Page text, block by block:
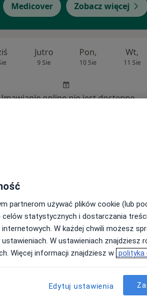
Medicover Zobacz więcej
Jutro
9 Sie
Pon,
10 Sie
Wt,
11 Sie
online nie jest dostępne
Jutro
9 Sie
Pon,
10 Sie
Wt,
11 Sie
online nie jest dostępne
partnerom używać plików cookie (lub
celów statystycznych i dostarczania
W każdej chwili możesz
W ustawieniach znajdziesz
Więcej informacji znajdziesz w polityka
Edytuj ustawienia